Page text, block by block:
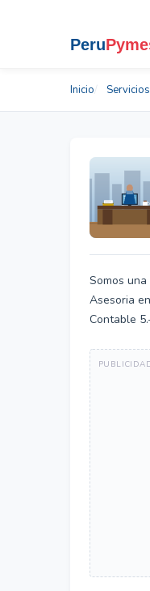
Inicio
Somos
Asesoria
Contable